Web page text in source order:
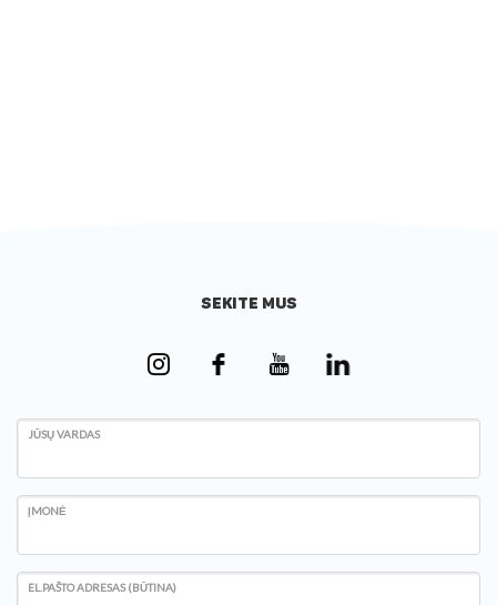
SEKITE MUS
JŪSŲ VARDAS
ĮMONĖ
EL.PAŠTO ADRESAS (BŪTINA)